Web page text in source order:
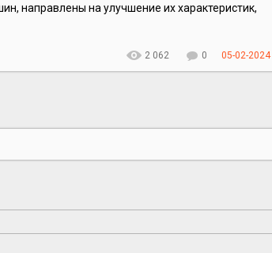
направлены на улучшение их характеристик,
2 062 0 05-02-2024